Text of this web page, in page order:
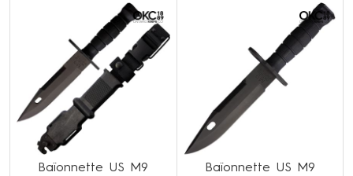
Baïonnette US M9
Baïonnette US M9